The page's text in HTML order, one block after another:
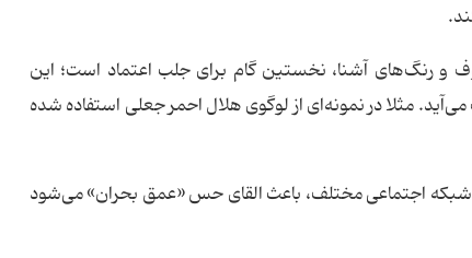
و رنگ‌های آشنا، نخستین گام برای جلب اعتماد است؛ این
مثلا در نمونه‌ای از لوگوی هلال احمر جعلی استفاده شده
شبکه اجتماعی مختلف، باعث القای حس «عمق بحران» می‌شود